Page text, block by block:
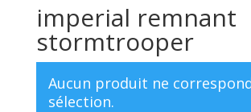
imperial remnant
stormtrooper
Aucun produit ne
sélection.